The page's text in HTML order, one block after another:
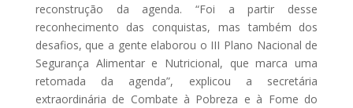
reconstrução da agenda. “Foi a partir desse
reconhecimento das conquistas, mas também dos
desafios, que a gente elaborou o III Plano Nacional de
Segurança Alimentar e Nutricional, que marca uma
retomada da agenda”, explicou a secretária
extraordinária de Combate à Pobreza e à Fome do